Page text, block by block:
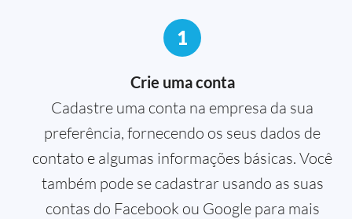
1
Crie uma conta
Cadastre uma conta na empresa da sua
preferência, fornecendo os seus dados de
contato e algumas informações básicas. Você
também pode se cadastrar usando as suas
contas do Facebook ou Google para mais